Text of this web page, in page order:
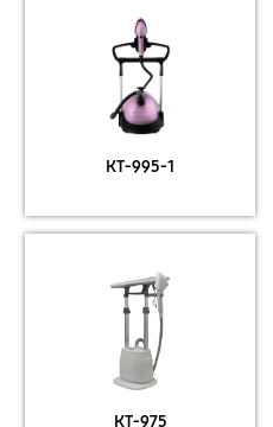
КТ-995-1
КТ-975